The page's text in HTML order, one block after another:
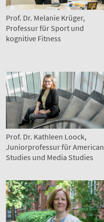
Prof. Dr. Melanie Krüger,
Professur für Sport und
kognitive Fitness
Prof. Dr. Kathleen Loock,
Juniorprofessur für American
Studies und Media Studies